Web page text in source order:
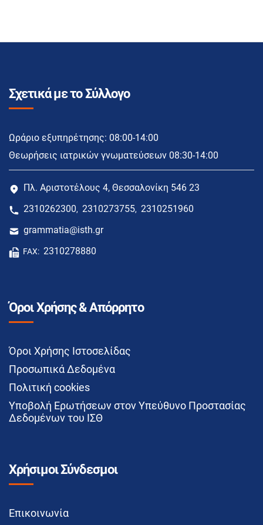
Σχετικά με το Σύλλογο
Ωράριο εξυπηρέτησης: 08:00-14:00
Θεωρήσεις ιατρικών γνωματεύσεων 08:30-14:00
Πλ. Αριστοτέλους 4, Θεσσαλονίκη 546 23
2310262300, 2310273755, 2310251960
grammatia@isth.gr
FAX: 2310278880
Όροι Χρήσης & Απόρρητο
Όροι Χρήσης Ιστοσελίδας
Προσωπικά Δεδομένα
Πολιτική cookies
Υποβολή Ερωτήσεων στον Υπεύθυνο Προστασίας
Δεδομένων του ΙΣΘ
Χρήσιμοι Σύνδεσμοι
Επικοινωνία